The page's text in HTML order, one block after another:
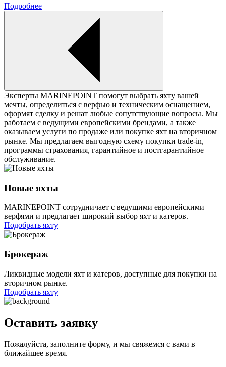
Подробнее
Эксперты MARINEPOINT помогут выбрать яхту вашей
мечты, определиться с верфью и техническим оснащением,
оформят сделку и решат любые сопутствующие вопросы. Мы
работаем с ведущими европейскими брендами, а также
оказываем услуги по продаже или покупке яхт на вторичном
рынке. Мы предлагаем выгодную схему покупки trade-in,
программы страхования, гарантийное и постгарантийное
обслуживание.
Новые яхты
MARINEPOINT сотрудничает с ведущими европейскими
верфями и предлагает широкий выбор яхт и катеров.
Подобрать яхту
Брокераж
Ликвидные модели яхт и катеров, доступные для покупки на
вторичном рынке.
Подобрать яхту
Оставить заявку
Пожалуйста, заполните форму, и мы свяжемся с вами в
ближайшее время.